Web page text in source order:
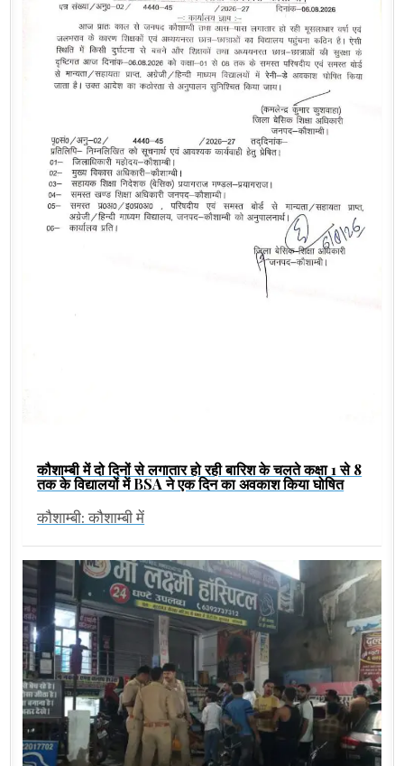
कौशाम्बी में दो दिनों से लगातार हो रही बारिश के चलते कक्षा 1 से 8
तक के विद्यालयों में BSA ने एक दिन का अवकाश किया घोषित
कौशाम्बी: कौशाम्बी में